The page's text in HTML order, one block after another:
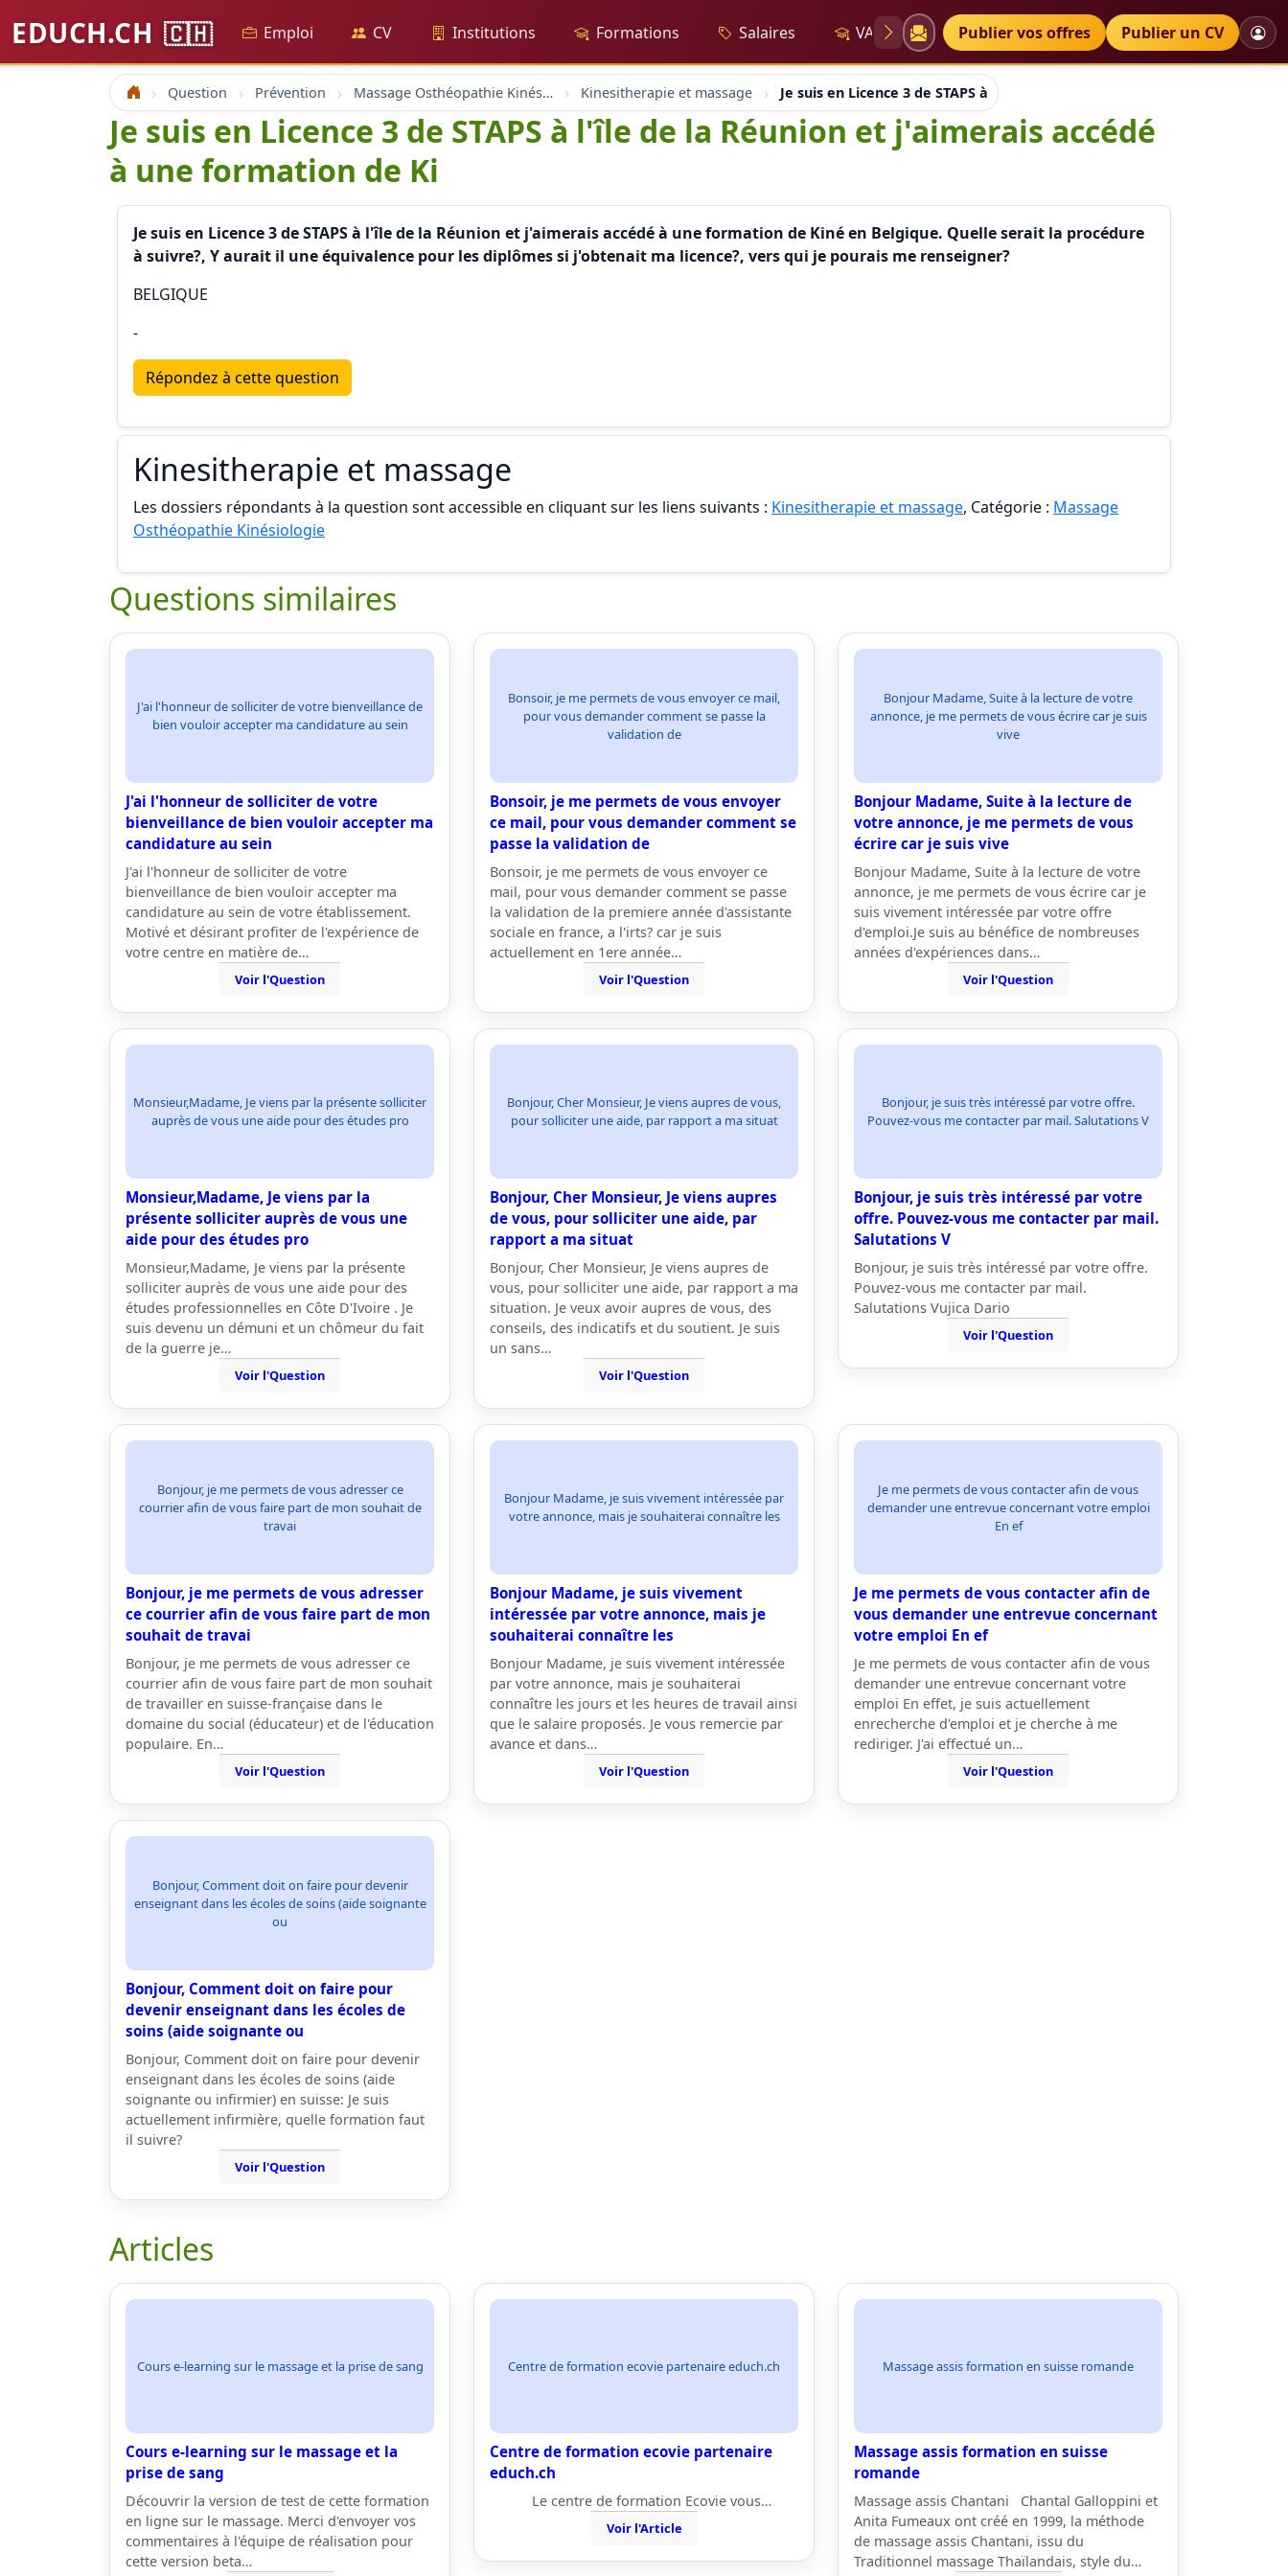
EDUCH.CH 🇨🇭 Emploi CV Institutions Formations Salaires VAE Diplômes Petites annonces
Publier vos offres Publier un CV
Accueil Question Prévention Massage Osthéopathie Kinésiologie Kinesitherapie et massage Je suis en Licence 3 de STAPS à l'île de la Réunion et j'aimerais accédé à
Je suis en Licence 3 de STAPS à l'île de la Réunion et j'aimerais accédé
à une formation de Ki
Je suis en Licence 3 de STAPS à l'île de la Réunion et j'aimerais accédé à une formation de Kiné en Belgique. Quelle serait la procédure
à suivre?, Y aurait il une équivalence pour les diplômes si j'obtenait ma licence?, vers qui je pourais me renseigner?
BELGIQUE
-
Répondez à cette question
Kinesitherapie et massage
Les dossiers répondants à la question sont accessible en cliquant sur les liens suivants : Kinesitherapie et massage, Catégorie : Massage
Osthéopathie Kinésiologie
Questions similaires
J'ai l'honneur de solliciter de votre bienveillance de
bien vouloir accepter ma candidature au sein
J'ai l'honneur de solliciter de votre
bienveillance de bien vouloir accepter ma
candidature au sein
J'ai l'honneur de solliciter de votre
bienveillance de bien vouloir accepter ma
candidature au sein de votre établissement.
Motivé et désirant profiter de l'expérience de
votre centre en matière de…
Voir l'Question
Bonsoir, je me permets de vous envoyer ce mail,
pour vous demander comment se passe la
validation de
Bonsoir, je me permets de vous envoyer
ce mail, pour vous demander comment se
passe la validation de
Bonsoir, je me permets de vous envoyer ce
mail, pour vous demander comment se passe
la validation de la premiere année d'assistante
sociale en france, a l'irts? car je suis
actuellement en 1ere année…
Voir l'Question
Bonjour Madame, Suite à la lecture de votre
annonce, je me permets de vous écrire car je suis
vive
Bonjour Madame, Suite à la lecture de
votre annonce, je me permets de vous
écrire car je suis vive
Bonjour Madame, Suite à la lecture de votre
annonce, je me permets de vous écrire car je
suis vivement intéressée par votre offre
d'emploi.Je suis au bénéfice de nombreuses
années d'expériences dans…
Voir l'Question
Monsieur,Madame, Je viens par la présente solliciter
auprès de vous une aide pour des études pro
Monsieur,Madame, Je viens par la
présente solliciter auprès de vous une
aide pour des études pro
Monsieur,Madame, Je viens par la présente
solliciter auprès de vous une aide pour des
études professionnelles en Côte D'Ivoire . Je
suis devenu un démuni et un chômeur du fait
de la guerre je…
Voir l'Question
Bonjour, Cher Monsieur, Je viens aupres de vous,
pour solliciter une aide, par rapport a ma situat
Bonjour, Cher Monsieur, Je viens aupres
de vous, pour solliciter une aide, par
rapport a ma situat
Bonjour, Cher Monsieur, Je viens aupres de
vous, pour solliciter une aide, par rapport a ma
situation. Je veux avoir aupres de vous, des
conseils, des indicatifs et du soutient. Je suis
un sans…
Voir l'Question
Bonjour, je suis très intéressé par votre offre.
Pouvez-vous me contacter par mail. Salutations V
Bonjour, je suis très intéressé par votre
offre. Pouvez-vous me contacter par mail.
Salutations V
Bonjour, je suis très intéressé par votre offre.
Pouvez-vous me contacter par mail.
Salutations Vujica Dario
Voir l'Question
Bonjour, je me permets de vous adresser ce
courrier afin de vous faire part de mon souhait de
travai
Bonjour, je me permets de vous adresser
ce courrier afin de vous faire part de mon
souhait de travai
Bonjour, je me permets de vous adresser ce
courrier afin de vous faire part de mon souhait
de travailler en suisse-française dans le
domaine du social (éducateur) et de l'éducation
populaire. En…
Voir l'Question
Bonjour Madame, je suis vivement intéressée par
votre annonce, mais je souhaiterai connaître les
Bonjour Madame, je suis vivement
intéressée par votre annonce, mais je
souhaiterai connaître les
Bonjour Madame, je suis vivement intéressée
par votre annonce, mais je souhaiterai
connaître les jours et les heures de travail ainsi
que le salaire proposés. Je vous remercie par
avance et dans…
Voir l'Question
Je me permets de vous contacter afin de vous
demander une entrevue concernant votre emploi
En ef
Je me permets de vous contacter afin de
vous demander une entrevue concernant
votre emploi En ef
Je me permets de vous contacter afin de vous
demander une entrevue concernant votre
emploi En effet, je suis actuellement
enrecherche d'emploi et je cherche à me
rediriger. J'ai effectué un…
Voir l'Question
Bonjour, Comment doit on faire pour devenir
enseignant dans les écoles de soins (aide soignante
ou
Bonjour, Comment doit on faire pour
devenir enseignant dans les écoles de
soins (aide soignante ou
Bonjour, Comment doit on faire pour devenir
enseignant dans les écoles de soins (aide
soignante ou infirmier) en suisse: Je suis
actuellement infirmière, quelle formation faut
il suivre?
Voir l'Question
Articles
Cours e-learning sur le massage et la prise de sang
Cours e-learning sur le massage et la
prise de sang
Découvrir la version de test de cette formation
en ligne sur le massage. Merci d'envoyer vos
commentaires à l'équipe de réalisation pour
cette version beta…
Centre de formation ecovie partenaire educh.ch
Centre de formation ecovie partenaire
educh.ch
Le centre de formation Ecovie vous…
Voir l'Article
Massage assis formation en suisse romande
Massage assis formation en suisse
romande
Massage assis Chantani Chantal Galloppini et
Anita Fumeaux ont créé en 1999, la méthode
de massage assis Chantani, issu du
Traditionnel massage Thaïlandais, style du…